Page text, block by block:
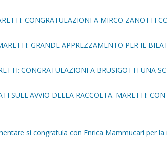
CONGRATULAZIONI A MIRCO ZANOTTI
GRANDE APPREZZAMENTO PER IL
CONGRATULAZIONI A BRUSIGOTTI UNA
SULL'AVVIO DELLA RACCOLTA. MARETTI:
si congratula con Enrica Mammucari per la